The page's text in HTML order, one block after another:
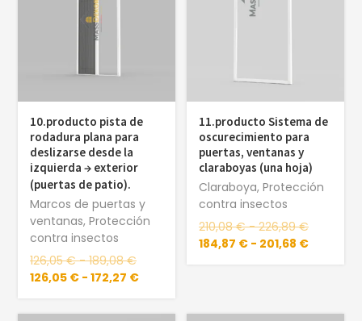
10.producto pista de
rodadura plana para
deslizarse desde la
izquierda → exterior
(puertas de patio).
Marcos de puertas y
ventanas, Protección
contra insectos
126,05€ - 189,08€
126,05 € - 172,27 €
11.producto Sistema de
oscurecimiento para
puertas, ventanas y
claraboyas (una hoja)
Claraboya, Protección
contra insectos
210,08€ - 226,89€
184,87 € - 201,68 €